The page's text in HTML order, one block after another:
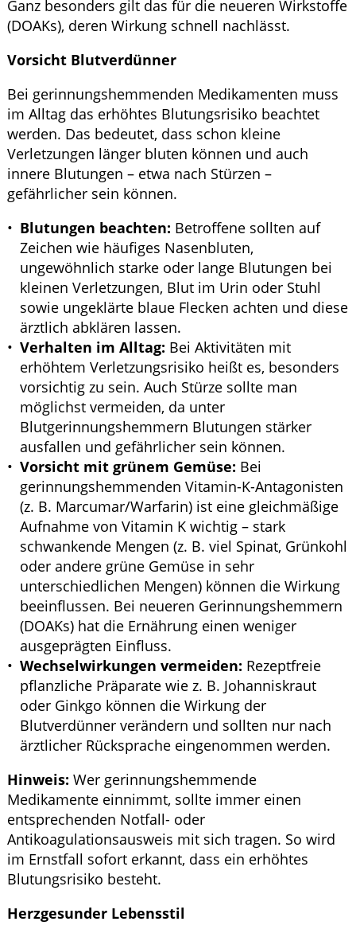
Ganz besonders gilt das für die neueren Wirkstoffe
(DOAKs), deren Wirkung schnell nachlässt.
Vorsicht Blutverdünner
Bei gerinnungshemmenden Medikamenten muss
im Alltag das erhöhtes Blutungsrisiko beachtet
werden. Das bedeutet, dass schon kleine
Verletzungen länger bluten können und auch
innere Blutungen – etwa nach Stürzen –
gefährlicher sein können.
Blutungen beachten: Betroffene sollten auf
Zeichen wie häufiges Nasenbluten,
ungewöhnlich starke oder lange Blutungen bei
kleinen Verletzungen, Blut im Urin oder Stuhl
sowie ungeklärte blaue Flecken achten und diese
ärztlich abklären lassen.
Verhalten im Alltag: Bei Aktivitäten mit
erhöhtem Verletzungsrisiko heißt es, besonders
vorsichtig zu sein. Auch Stürze sollte man
möglichst vermeiden, da unter
Blutgerinnungshemmern Blutungen stärker
ausfallen und gefährlicher sein können.
Vorsicht mit grünem Gemüse: Bei
gerinnungshemmenden Vitamin-K-Antagonisten
(z. B. Marcumar/Warfarin) ist eine gleichmäßige
Aufnahme von Vitamin K wichtig – stark
schwankende Mengen (z. B. viel Spinat, Grünkohl
oder andere grüne Gemüse in sehr
unterschiedlichen Mengen) können die Wirkung
beeinflussen. Bei neueren Gerinnungshemmern
(DOAKs) hat die Ernährung einen weniger
ausgeprägten Einfluss.
Wechselwirkungen vermeiden: Rezeptfreie
pflanzliche Präparate wie z. B. Johanniskraut
oder Ginkgo können die Wirkung der
Blutverdünner verändern und sollten nur nach
ärztlicher Rücksprache eingenommen werden.
Hinweis: Wer gerinnungshemmende
Medikamente einnimmt, sollte immer einen
entsprechenden Notfall- oder
Antikoagulationsausweis mit sich tragen. So wird
im Ernstfall sofort erkannt, dass ein erhöhtes
Blutungsrisiko besteht.
Herzgesunder Lebensstil